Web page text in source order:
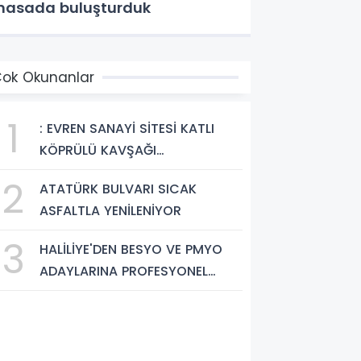
buluşturduk
Okunanlar
1
: EVREN SANAYİ SİTESİ KATLI
KÖPRÜLÜ KAVŞAĞI
BAŞLADI
2
ATATÜRK BULVARI SICAK
ASFALTLA YENİLENİYOR
3
HALİLİYE'DEN BESYO VE PMYO
ADAYLARINA PROFESYONEL